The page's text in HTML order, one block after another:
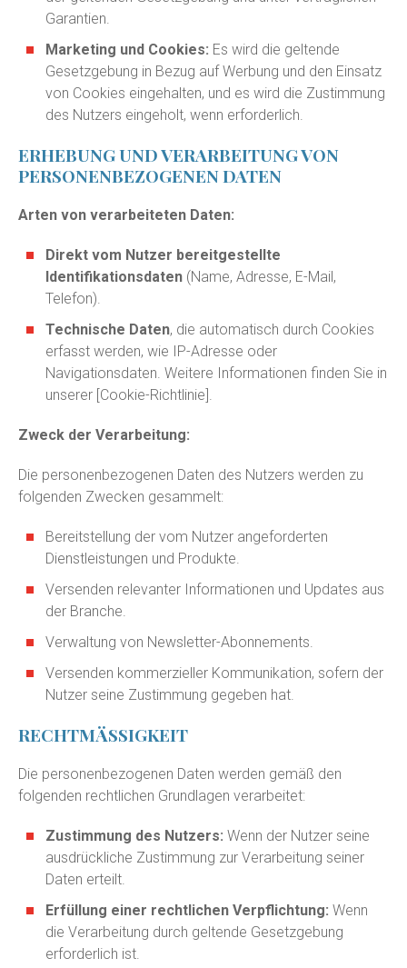
Garantien.
Marketing und Cookies: Es wird die geltende
Gesetzgebung in Bezug auf Werbung und den Einsatz
von Cookies eingehalten, und es wird die Zustimmung
des Nutzers eingeholt, wenn erforderlich.
ERHEBUNG UND VERARBEITUNG VON
PERSONENBEZOGENEN DATEN
Arten von verarbeiteten Daten:
Direkt vom Nutzer bereitgestellte
Identifikationsdaten (Name, Adresse, E-Mail,
Telefon).
Technische Daten, die automatisch durch Cookies
erfasst werden, wie IP-Adresse oder
Navigationsdaten. Weitere Informationen finden Sie in
unserer [Cookie-Richtlinie].
Zweck der Verarbeitung:
Die personenbezogenen Daten des Nutzers werden zu
folgenden Zwecken gesammelt:
Bereitstellung der vom Nutzer angeforderten
Dienstleistungen und Produkte.
Versenden relevanter Informationen und Updates aus
der Branche.
Verwaltung von Newsletter-Abonnements.
Versenden kommerzieller Kommunikation, sofern der
Nutzer seine Zustimmung gegeben hat.
RECHTMÄSSIGKEIT
Die personenbezogenen Daten werden gemäß den
folgenden rechtlichen Grundlagen verarbeitet:
Zustimmung des Nutzers: Wenn der Nutzer seine
ausdrückliche Zustimmung zur Verarbeitung seiner
Daten erteilt.
Erfüllung einer rechtlichen Verpflichtung: Wenn
die Verarbeitung durch geltende Gesetzgebung
erforderlich ist.